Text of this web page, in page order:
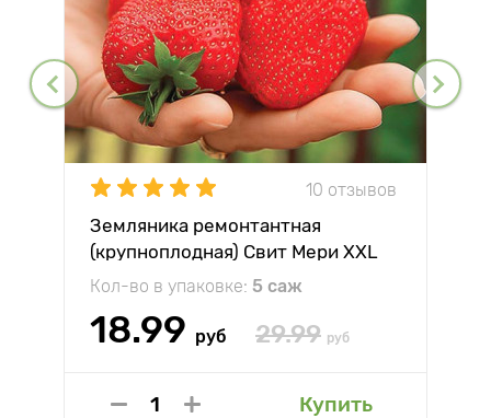
10 отзывов
Земляника ремонтантная
(крупноплодная) Свит Мери XXL
Кол-во в упаковке: 5 саж
18.99 руб 29.99 руб
Купить